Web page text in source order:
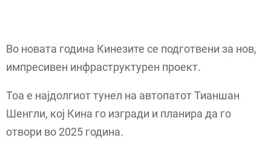
Во новата година Кинезите се подготвени за нов,
импресивен инфраструктурен проект.
Тоа е најдолгиот тунел на автопатот Тианшан
Шенгли, кој Кина го изгради и планира да го
отвори во 2025 година.